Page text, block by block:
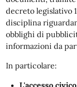
decreto legislativo
disciplina
obblighi di
informazioni da
In particolare:
L'accesso